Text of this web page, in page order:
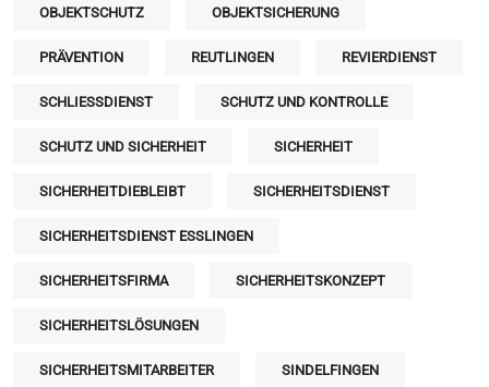
OBJEKTSCHUTZ OBJEKTSICHERUNG
PRÄVENTION REUTLINGEN REVIERDIENST
SCHLIESSDIENST SCHUTZ UND KONTROLLE
SCHUTZ UND SICHERHEIT SICHERHEIT
SICHERHEITDIEBLEIBT SICHERHEITSDIENST
SICHERHEITSDIENST ESSLINGEN
SICHERHEITSFIRMA SICHERHEITSKONZEPT
SICHERHEITSLÖSUNGEN
SICHERHEITSMITARBEITER SINDELFINGEN